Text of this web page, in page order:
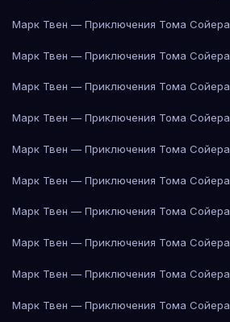
Марк Твен — Приключения Тома Сойера
Марк Твен — Приключения Тома Сойера
Марк Твен — Приключения Тома Сойера
Марк Твен — Приключения Тома Сойера
Марк Твен — Приключения Тома Сойера
Марк Твен — Приключения Тома Сойера
Марк Твен — Приключения Тома Сойера
Марк Твен — Приключения Тома Сойера
Марк Твен — Приключения Тома Сойера
Марк Твен — Приключения Тома Сойера